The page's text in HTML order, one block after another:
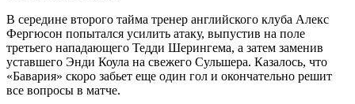
В середине второго тайма тренер английского клуба Алекс
Фергюсон попытался усилить атаку, выпустив на поле
третьего нападающего Тедди Шерингема, а затем заменив
уставшего Энди Коула на свежего Сульшера. Казалось, что
«Бавария» скоро забьет еще один гол и окончательно решит
все вопросы в матче.